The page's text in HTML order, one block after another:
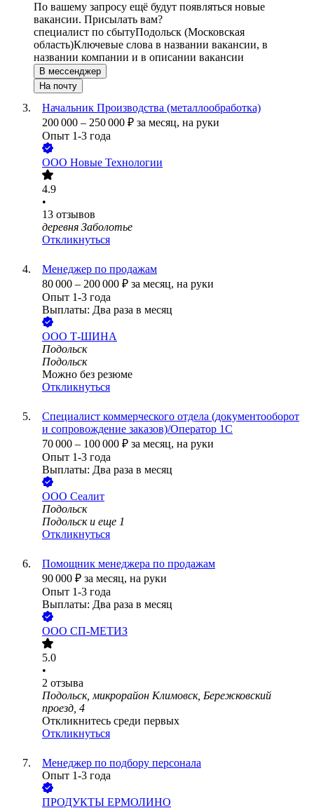
По вашему запросу ещё будут появляться новые
вакансии. Присылать вам?
специалист по сбытуПодольск (Московская
область)Ключевые слова в названии вакансии, в
названии компании и в описании вакансии
В мессенджер
На почту
Начальник Производства (металлообработка)
200 000 – 250 000 ₽ за месяц, на руки
Опыт 1-3 года
ООО Новые Технологии
4.9
•
13 отзывов
деревня Заболотье
Откликнуться
Менеджер по продажам
80 000 – 200 000 ₽ за месяц, на руки
Опыт 1-3 года
Выплаты: Два раза в месяц
ООО Т-ШИНА
Подольск
Подольск
Можно без резюме
Откликнуться
Специалист коммерческого отдела (документооборот
и сопровождение заказов)/Оператор 1С
70 000 – 100 000 ₽ за месяц, на руки
Опыт 1-3 года
Выплаты: Два раза в месяц
ООО Сеалит
Подольск
Подольск и еще 1
Откликнуться
Помощник менеджера по продажам
90 000 ₽ за месяц, на руки
Опыт 1-3 года
Выплаты: Два раза в месяц
ООО СП-МЕТИЗ
5.0
•
2 отзыва
Подольск, микрорайон Климовск, Бережковский
проезд, 4
Откликнитесь среди первых
Откликнуться
Менеджер по подбору персонала
Опыт 1-3 года
ПРОДУКТЫ ЕРМОЛИНО